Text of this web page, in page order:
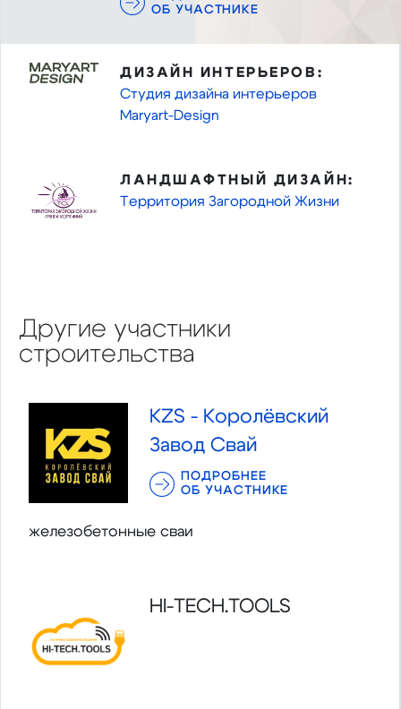
ОБ УЧАСТНИКЕ
ДИЗАЙН ИНТЕРЬЕРОВ:
Студия дизайна интерьеров
Maryart-Design
ЛАНДШАФТНЫЙ ДИЗАЙН:
Территория Загородной Жизни
Другие участники
строительства
KZS - Королёвский
Завод Свай
ПОДРОБНЕЕ
ОБ УЧАСТНИКЕ
железобетонные сваи
HI-TECH.TOOLS